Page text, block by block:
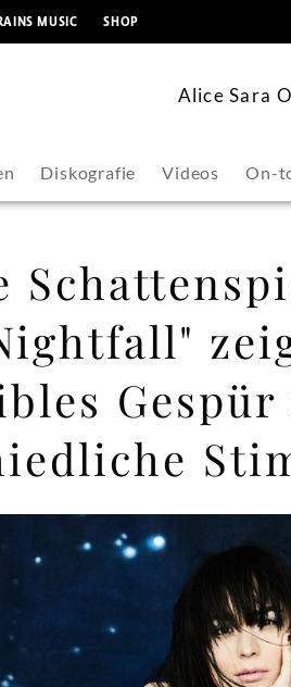
MUSIC SHOP
Alice Sara
Diskografie Videos On-